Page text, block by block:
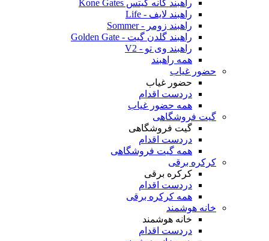
راهبند کانه گیتس Kone Gates
راهبند لایف - Life
راهبند زومر - Sommer
راهبند گلدن گیت - Golden Gate
راهبند وی تو - V2
همه راهبند
حضور غیاب
حضور غیاب
دردست اقدام
همه حضور غیاب
گیت فروشگاهی
گیت فروشگاهی
دردست اقدام
همه گیت فروشگاهی
کرکره برقی
کرکره برقی
دردست اقدام
همه کرکره برقی
خانه هوشمند
خانه هوشمند
دردست اقدام